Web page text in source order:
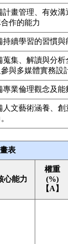
計畫管理、有效
作的能力
持續學習的習慣與
蒐集、解讀與分
與多媒體實務設
專業倫理觀念及
人文藝術涵養、
表
心能力
權重
(%)
【A】